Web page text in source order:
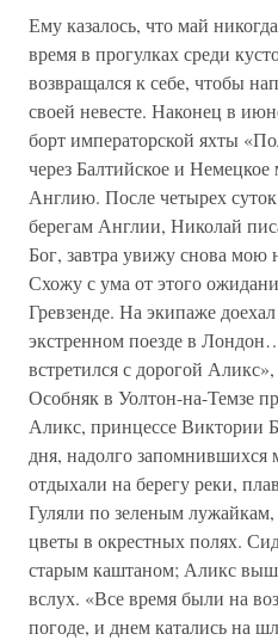
Ему казалось, что май
время в прогулках среди
возвращался к себе, чтобы
своей невесте. Наконец в
борт императорской яхты
через Балтийское и Немецкое
Англию. После четырех
берегам Англии, Николай
Бог, завтра увижу снова
Схожу с ума от этого
Гревзенде. На экипаже
экстренном поезде в
встретился с дорогой
Особняк в Уолтон-на-Темзе
Аликс, принцессе Виктории
дня, надолго
отдыхали на берегу реки,
Гуляли по зеленым
цветы в окрестных полях.
старым каштаном; Аликс
вслух. «Все время были на
погоде, и днем катались на